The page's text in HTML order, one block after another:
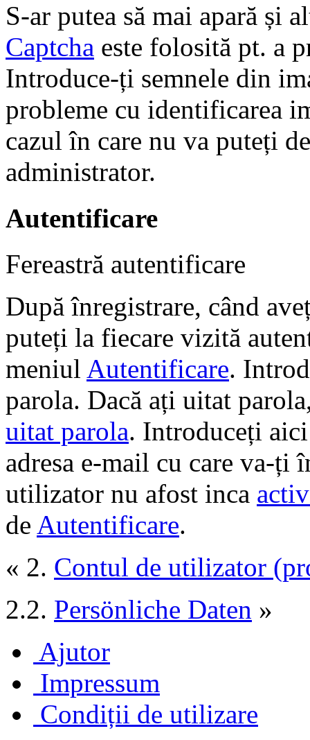
S-ar putea să mai apară și
Captcha este folosită pt. a
Introduce-ți semnele din
probleme cu identificarea
cazul în care nu va puteți
administrator.
Autentificare
Fereastră autentificare
După înregistrare, când
puteți la fiecare vizită
meniul Autentificare.
parola. Dacă ați uitat
uitat parola. Introduceți
adresa e-mail cu care va-ți
utilizator nu afost inca
de Autentificare.
« 2. Contul de utilizator
2.2. Persönliche Daten »
Ajutor
Impressum
Condiții de utilizare